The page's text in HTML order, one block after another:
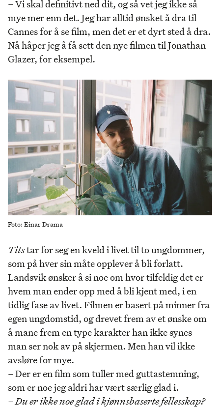
– Vi skal definitivt ned dit, og så vet jeg ikke så
mye mer enn det. Jeg har alltid ønsket å dra til
Cannes for å se film, men det er et dyrt sted å dra.
Nå håper jeg å få sett den nye filmen til Jonathan
Glazer, for eksempel.
Foto: Einar Drama
Titstar for seg en kveld i livet til to ungdommer,
som på hver sin måte opplever å bli forlatt.
Landsvik ønsker å si noe om hvor tilfeldig det er
hvem man ender opp med å bli kjent med, i en
tidlig fase av livet. Filmen er basert på minner fra
egen ungdomstid, og drevet frem av et ønske om
å mane frem en type karakter han ikke synes
man ser nok av på skjermen. Men han vil ikke
avsløre for mye.
– Der er en film som tuller med guttastemning,
som er noe jeg aldri har vært særlig glad i.
– Du er ikke noe glad i kjønnsbaserte fellesskap?